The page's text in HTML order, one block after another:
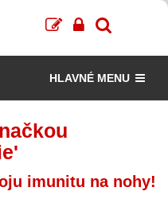
HLAVNÉ MENU
imunitu na nohy!